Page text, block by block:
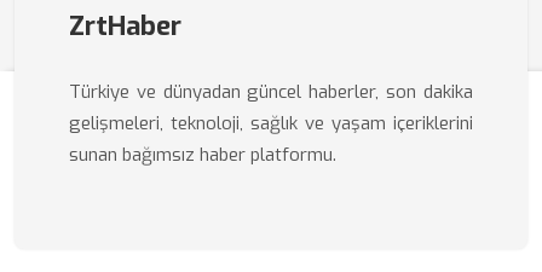
ZrtHaber
Türkiye ve dünyadan güncel haberler, son dakika
gelişmeleri, teknoloji, sağlık ve yaşam içeriklerini
sunan bağımsız haber platformu.